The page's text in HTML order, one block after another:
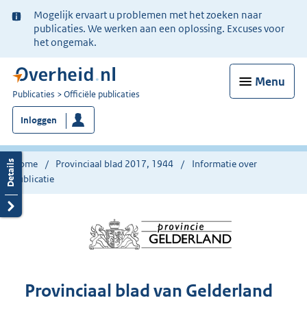
Ter
informatie:
Mogelijk ervaart u problemen met het zoeken naar
publicaties. We werken aan een oplossing. Excuses voor
het ongemak.
Menu
U
bent
nu
hier:
Publicaties Officiële publicaties
Inloggen
Home Provinciaal blad 2017, 1944
Informatie over
publicatie
Provinciaal blad van Gelderland